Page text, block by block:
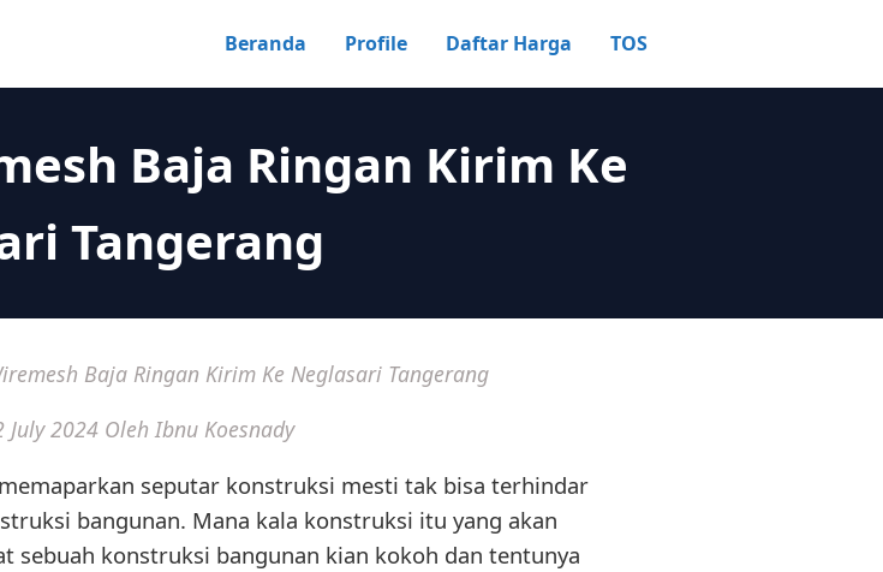
Beranda Profile Daftar Harga TOS
Baja Ringan Kirim Ke
Tangerang
Baja Ringan Kirim Ke Neglasari Tangerang
July 2024 Oleh Ibnu Koesnady
seputar konstruksi mesti tak bisa terhindar
bangunan. Mana kala konstruksi itu yang akan
sebuah konstruksi bangunan kian kokoh dan tentunya